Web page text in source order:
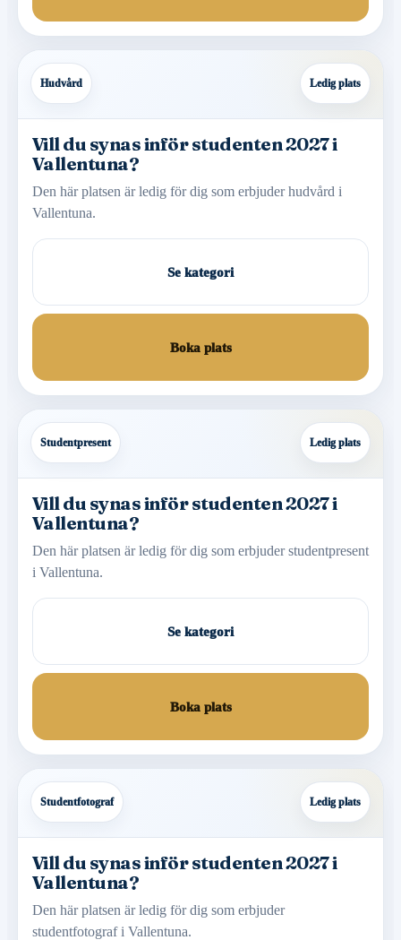
Hudvård Ledig plats
Vill du synas inför studenten 2027 i
Vallentuna?
Den här platsen är ledig för dig som erbjuder hudvård i
Vallentuna.
Se kategori
Boka plats
Studentpresent Ledig plats
Vill du synas inför studenten 2027 i
Vallentuna?
Den här platsen är ledig för dig som erbjuder studentpresent
i Vallentuna.
Se kategori
Boka plats
Studentfotograf Ledig plats
Vill du synas inför studenten 2027 i
Vallentuna?
Den här platsen är ledig för dig som erbjuder
studentfotograf i Vallentuna.